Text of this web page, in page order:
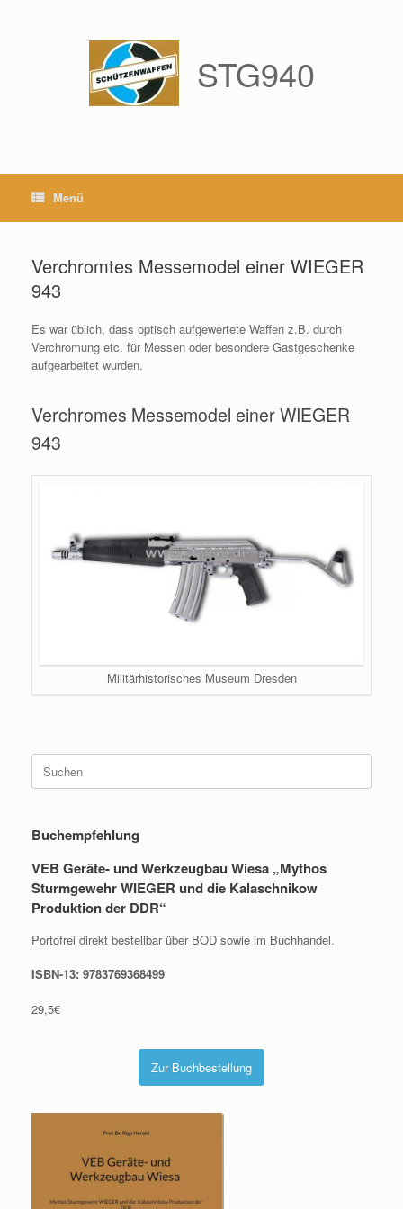
STG940
Menü
Verchromtes Messemodel einer WIEGER
943
Es war üblich, dass optisch aufgewertete Waffen z.B. durch
Verchromung etc. für Messen oder besondere Gastgeschenke
aufgearbeitet wurden.
Verchromes Messemodel einer WIEGER
943
Militärhistorisches Museum Dresden
Suche
nach:
Buchempfehlung
VEB Geräte- und Werkzeugbau Wiesa „Mythos
Sturmgewehr WIEGER und die Kalaschnikow
Produktion der DDR“
Portofrei direkt bestellbar über BOD sowie im Buchhandel.
ISBN-13: 9783769368499
29,5€
Zur Buchbestellung